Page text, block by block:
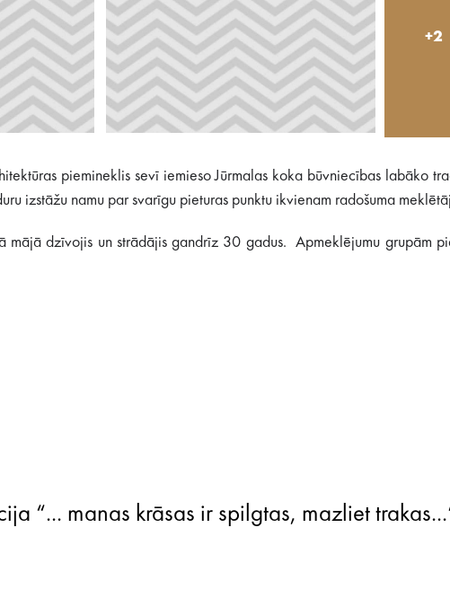
+2
piemineklis sevī iemieso Jūrmalas koka būvniecības labāko
izstāžu namu par svarīgu pieturas punktu ikvienam radošuma
mājā dzīvojis un strādājis gandrīz 30 gadus. Apmeklējumu grupām
“... manas krāsas ir spilgtas, mazliet